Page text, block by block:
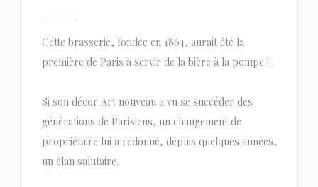
Cette brasserie, fondée en 1864, aurait été la
première de Paris à servir de la bière à la pompe !
Si son décor Art nouveau a vu se succéder des
générations de Parisiens, un changement de
propriétaire lui a redonné, depuis quelques années,
un élan salutaire.